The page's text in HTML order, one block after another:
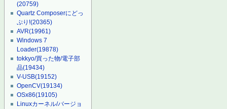
(20759)
Quartz Composerにどっ
ぷり!(20365)
AVR(19961)
Windows 7
Loader(19878)
tokkyo/買った物/電子部
品(19434)
V-USB(19152)
OpenCV(19134)
OSx86(19105)
Linuxカーネル/バージョ